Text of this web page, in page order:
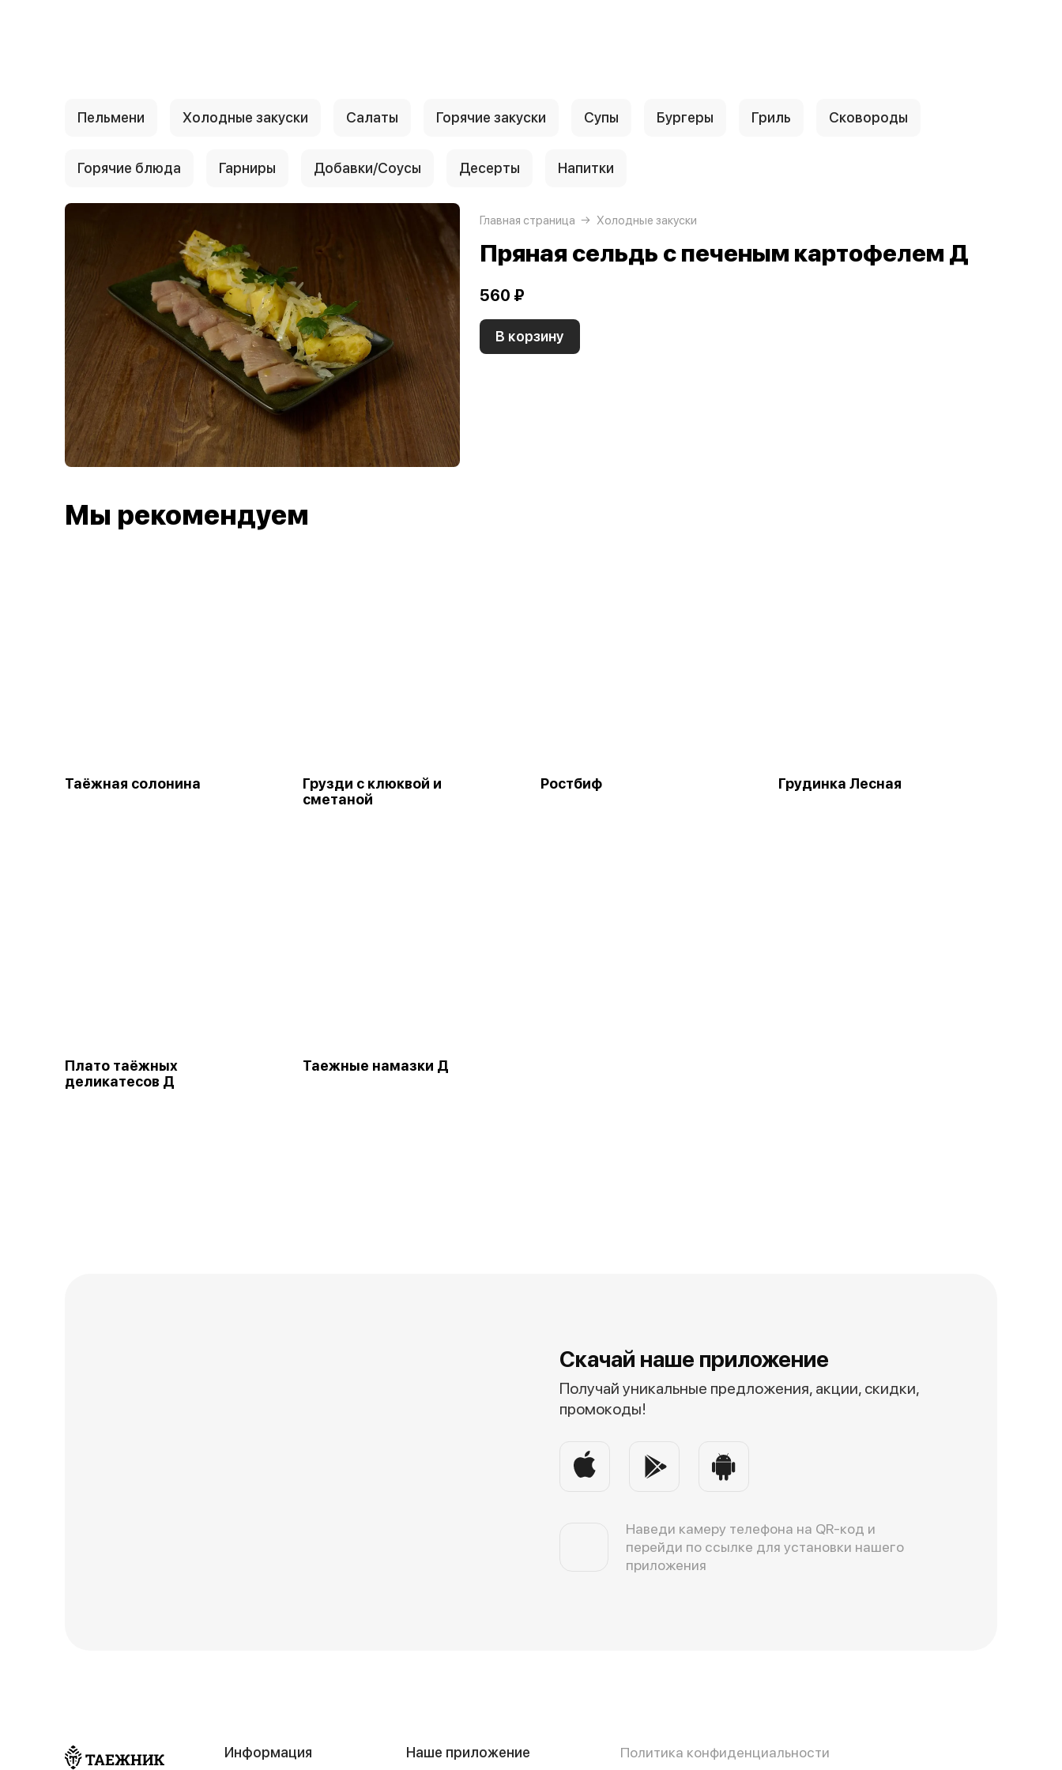
Пельмени Холодные закуски Салаты Горячие закуски Супы Бургеры Гриль Сковороды
Горячие блюда Гарниры Добавки/Соусы Десерты Напитки
Главная страница Холодные закуски
Пряная сельдь с печеным картофелем Д
560 ₽
В корзину
Мы рекомендуем
Таёжная солонина
Грузди с клюквой и
сметаной
Ростбиф Грудинка Лесная
Плато таёжных
деликатесов Д
Таежные намазки Д
Скачай наше приложение
Получай уникальные предложения, акции, скидки,
промокоды!
Наведи камеру телефона на QR-код и
перейди по ссылке для установки нашего
приложения
Информация Наше приложение Политика конфиденциальности